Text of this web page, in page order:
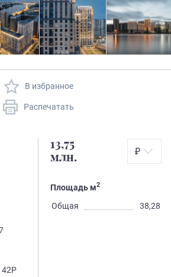
В избранное
Распечатать
42Р
13,75
млн.
₽
Площадь м2
Общая 38,28